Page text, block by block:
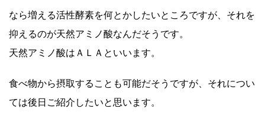
なら増える活性酵素を何とかしたいところですが、それを
抑えるのが天然アミノ酸なんだそうです。
天然アミノ酸はＡＬＡといいます。
食べ物から摂取することも可能だそうですが、それについ
ては後日ご紹介したいと思います。